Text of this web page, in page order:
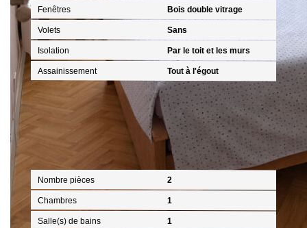
Fenêtres Bois double vitrage
Volets Sans
Isolation Par le toit et les murs
Assainissement Tout à l'égout
Nombre pièces 2
Chambres 1
Salle(s) de bains 1